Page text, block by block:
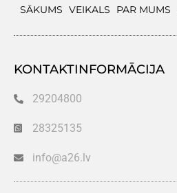
SĀKUMS VEIKALS PAR MUMS
KONTAKTINFORMĀCIJA
29204800
28325135
info@a26.lv